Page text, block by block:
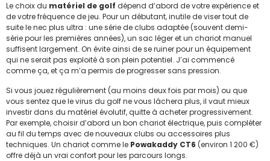
Le choix du matériel de golf dépend d’abord de votre expérience et
de votre fréquence de jeu. Pour un débutant, inutile de viser tout de
suite le nec plus ultra : une série de clubs adaptée (souvent demi-
série pour les premières années), un sac léger et un chariot manuel
suffisent largement. On évite ainsi de se ruiner pour un équipement
qui ne serait pas exploité à son plein potentiel. J’ai commencé
comme ça, et ça m’a permis de progresser sans pression.
Si vous jouez régulièrement (au moins deux fois par mois) ou que
vous sentez que le virus du golf ne vous lâchera plus, il vaut mieux
investir dans du matériel évolutif, quitte à acheter progressivement.
Par exemple, choisir d’abord un bon chariot électrique, puis compléter
au fil du temps avec de nouveaux clubs ou accessoires plus
techniques. Un chariot comme le Powakaddy CT6 (environ 1 200 €)
offre déjà un vrai confort pour les parcours longs.